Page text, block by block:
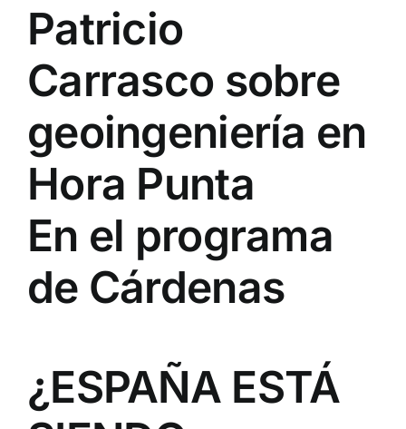
Patricio
Carrasco sobre
geoingeniería en
Hora Punta
En el programa
de Cárdenas
¿ESPAÑA ESTÁ